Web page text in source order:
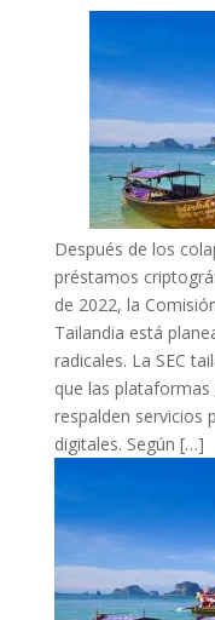
Después de los
préstamos
de 2022, la
Tailandia está
radicales. La SEC
que las
respalden servicios
digitales. Según […]